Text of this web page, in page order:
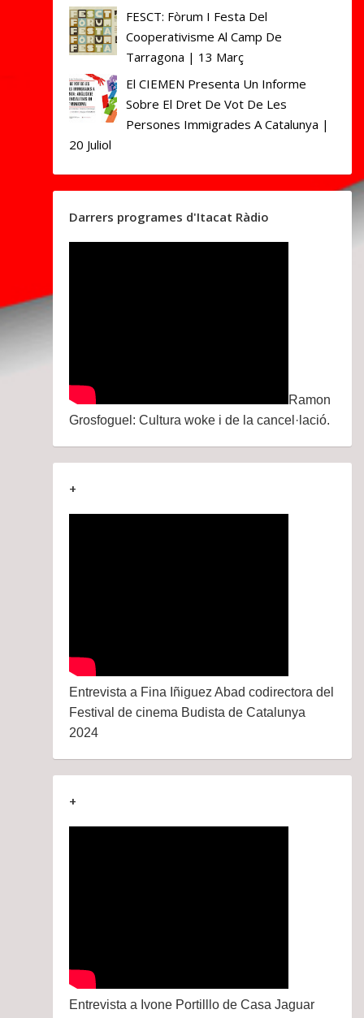
FESCT: Fòrum I Festa Del
Cooperativisme Al Camp De
Tarragona | 13 Març
El CIEMEN Presenta Un Informe
Sobre El Dret De Vot De Les
Persones Immigrades A Catalunya |
20 Juliol
Darrers programes d'Itacat Ràdio
Ramon
Grosfoguel: Cultura woke i de la cancel·lació.
+
Entrevista a Fina Iñiguez Abad codirectora del
Festival de cinema Budista de Catalunya
2024
+
Entrevista a Ivone Portilllo de Casa Jaguar